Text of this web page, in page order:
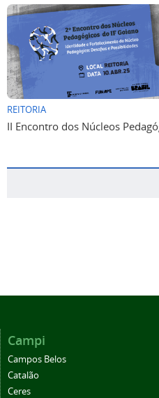
REITORIA
II Encontro dos Núcleos
Campi
Campos Belos
Catalão
Ceres